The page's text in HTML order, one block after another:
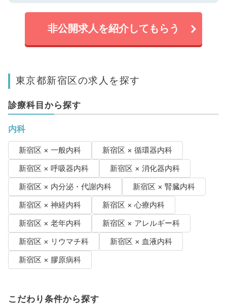
非公開求人を紹介してもらう
東京都新宿区の求人を探す
診療科目から探す
内科
新宿区 × 一般内科
新宿区 × 循環器内科
新宿区 × 呼吸器内科
新宿区 × 消化器内科
新宿区 × 内分泌・代謝内科
新宿区 × 腎臓内科
新宿区 × 神経内科
新宿区 × 心療内科
新宿区 × 老年内科
新宿区 × アレルギー科
新宿区 × リウマチ科
新宿区 × 血液内科
新宿区 × 膠原病科
こだわり条件から探す